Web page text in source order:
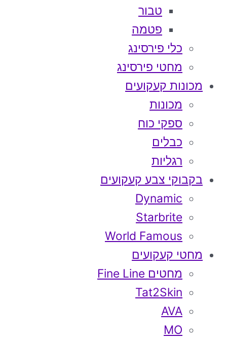
טבור
פטמה
כלי פירסינג
מחטי פירסינג
מכונות קעקועים
מכונות
ספקי כוח
כבלים
רגליות
בקבוקי צבע קעקועים
Dynamic
Starbrite
World Famous
מחטי קעקועים
מחטים Fine Line
Tat2Skin
AVA
MO